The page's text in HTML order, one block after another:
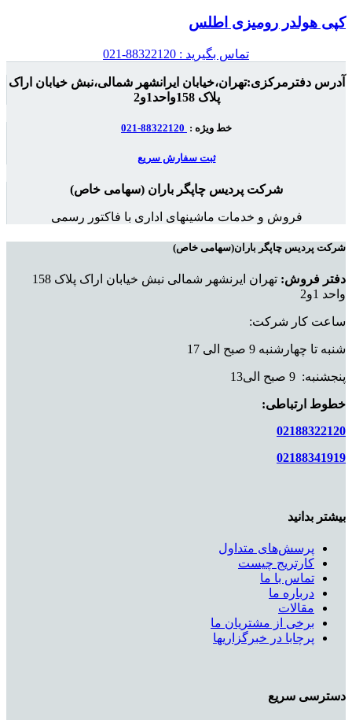
کپی هولدر رومیزی اطلس
تماس بگیرید : 88322120-021
آدرس دفترمرکزی:تهران،خیابان ایرانشهر شمالی،نبش خیابان اراک
پلاک 158واحد1و2
خط ویژه :
ثبت سفارش سریع
شرکت پردیس چاپگر باران (سهامی خاص)
فروش و خدمات ماشینهای اداری با فاکتور رسمی
شرکت پردیس چاپگر باران(سهامی خاص)
دفتر فروش:
تهران ایرنشهر شمالی نبش خیابان اراک پلاک 158
واحد 1و2
ساعت کار شرکت:
شنبه تا چهارشنبه 9 صبح الی 17
پنجشنبه: 9 صبح الی13
خطوط ارتباطی:
02188322120
02188341919
بیشتر بدانید
پرسش‌های متداول
کارتریج چیست
تماس با ما
درباره ما
مقالات
برخی از مشتریان ما
پرچابا در خبرگزاریها
دسترسی سریع